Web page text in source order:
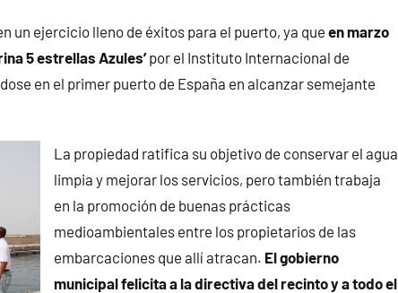
un ejercicio lleno de éxitos para el puerto, ya que en marzo
5 estrellas Azules’por el Instituto Internacional de
en el primer puerto de España en alcanzar semejante
La propiedad ratifica su objetivo de conservar el agua
limpia y mejorar los servicios, pero también trabaja
en la promoción de buenas prácticas
medioambientales entre los propietarios de las
embarcaciones que allí atracan. El gobierno
municipal felicita a la directiva del recinto y a todo el